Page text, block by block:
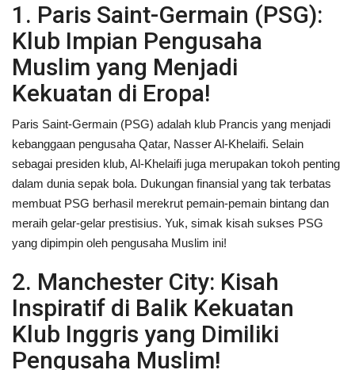
1. Paris Saint-Germain (PSG):
Klub Impian Pengusaha
Muslim yang Menjadi
Kekuatan di Eropa!
Paris Saint-Germain (PSG) adalah klub Prancis yang menjadi
kebanggaan pengusaha Qatar, Nasser Al-Khelaifi. Selain
sebagai presiden klub, Al-Khelaifi juga merupakan tokoh penting
dalam dunia sepak bola. Dukungan finansial yang tak terbatas
membuat PSG berhasil merekrut pemain-pemain bintang dan
meraih gelar-gelar prestisius. Yuk, simak kisah sukses PSG
yang dipimpin oleh pengusaha Muslim ini!
2. Manchester City: Kisah
Inspiratif di Balik Kekuatan
Klub Inggris yang Dimiliki
Pengusaha Muslim!